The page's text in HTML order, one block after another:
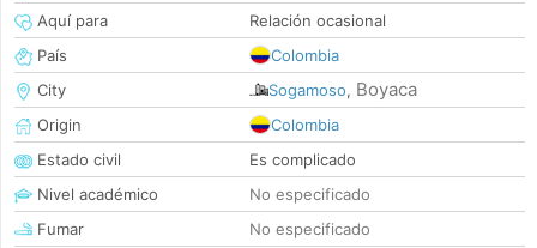
Aquí para
Relación ocasional
País
Colombia
City
Sogamoso, Boyaca
Origin
Colombia
Estado civil
Es complicado
Nivel académico
No especificado
Fumar
No especificado